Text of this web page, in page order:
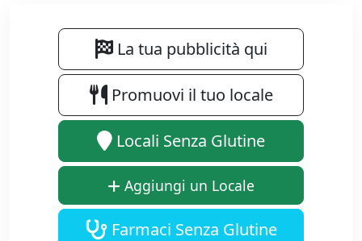
La tua pubblicità qui
Promuovi il tuo locale
Locali Senza Glutine
Aggiungi un Locale
Farmaci Senza Glutine